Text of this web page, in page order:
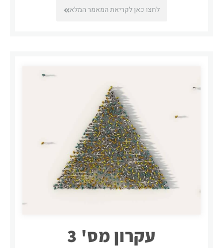
לחצו כאן לקריאת המאמר המלא
עקרון מס' 3